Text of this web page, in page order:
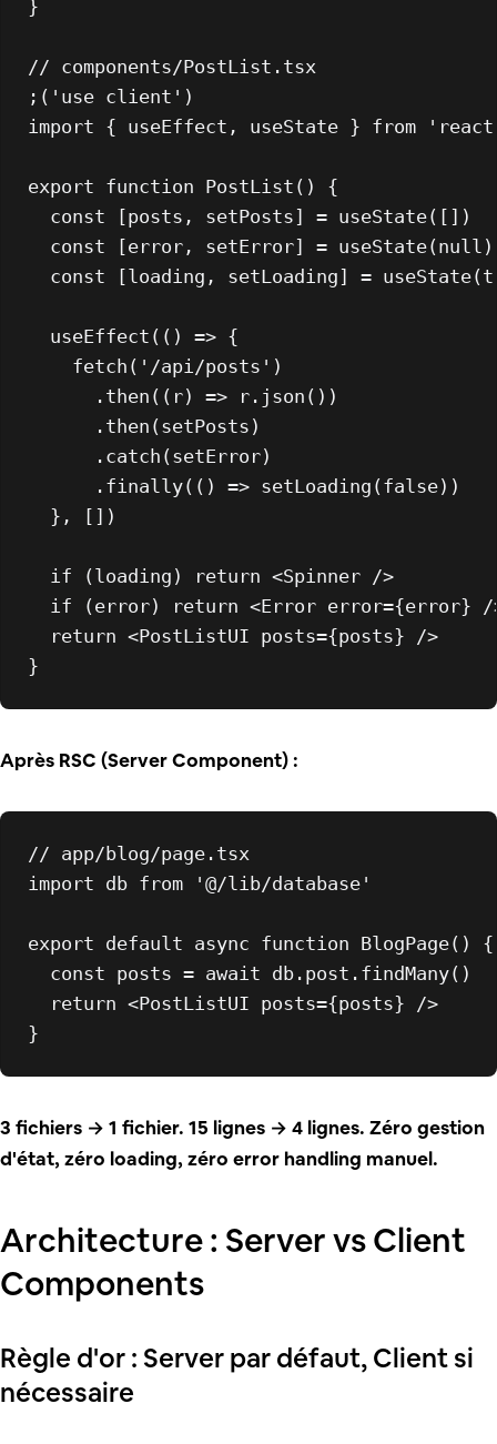
}
// components/PostList.tsx
;( 'use client'
import { useEffect, useState } from
export function PostList ( ) {
const [posts, setPosts] = useState([])
const [error, setError] = useState(null )
const [loading, setLoading] = useState(
useEffect ( () => {
fetch ( '/api/posts' )
      .
then ( ( r) => r. json ())
      .
then (setPosts)
      .
catch (setError)
      .
finally( () => setLoading (false))
  }, [])
if (loading) return <Spinner />
if (error) return <Error error={error} /
return <PostListUI posts={posts} />
Après RSC (Server Component) :
// app/blog/page.tsx
import db from '@/lib/database'
export default async function BlogPage( ) {
const posts = await db. post . findMany()
return <PostListUI posts={posts} />
3 fichiers → 1 fichier. 15 lignes → 4 lignes. Zéro gestion
d'état, zéro loading, zéro error handling manuel.
Architecture : Server vs Client
Components
Règle d'or : Server par défaut, Client si
nécessaire